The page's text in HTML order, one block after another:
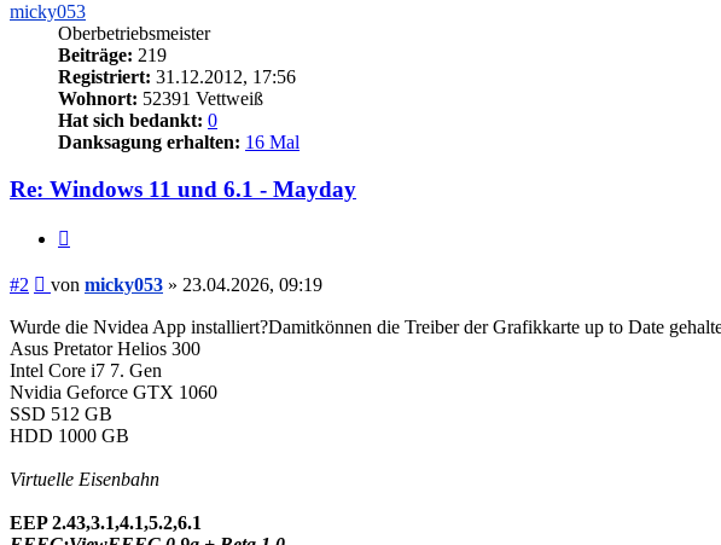
micky053
Oberbetriebsmeister
Beiträge: 219
Registriert: 31.12.2012, 17:56
Wohnort: 52391 Vettweiß
Hat sich bedankt: 0
Danksagung erhalten: 16 Mal
Re: Windows 11 und 6.1 - Mayday
#2 Beitrag
von micky053 » 23.04.2026, 09:19
Wurde die Nvidea App installiert?Damitkönnen die Treiber der Grafikkarte up to Date
Asus Pretator Helios 300
Intel Core i7 7. Gen
Nvidia Geforce GTX 1060
SSD 512 GB
HDD 1000 GB
Virtuelle Eisenbahn
EEP 2.43,3.1,4.1,5.2,6.1